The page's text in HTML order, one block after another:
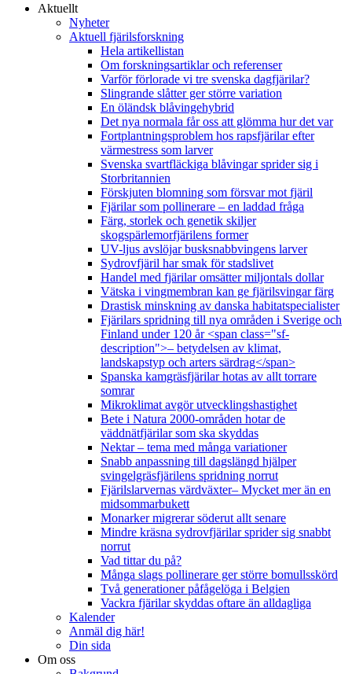
Aktuellt
Nyheter
Aktuell fjärilsforskning
Hela artikellistan
Om forskningsartiklar och referenser
Varför förlorade vi tre svenska dagfjärilar?
Slingrande slåtter ger större variation
En öländsk blåvingehybrid
Det nya normala får oss att glömma hur det var
Fortplantningsproblem hos rapsfjärilar efter
värmestress som larver
Svenska svartfläckiga blåvingar sprider sig i
Storbritannien
Förskjuten blomning som försvar mot fjäril
Fjärilar som pollinerare – en laddad fråga
Färg, storlek och genetik skiljer
skogspärlemorfjärilens former
UV-ljus avslöjar busksnabbvingens larver
Sydrovfjäril har smak för stadslivet
Handel med fjärilar omsätter miljontals dollar
Vätska i vingmembran kan ge fjärilsvingar färg
Drastisk minskning av danska habitatspecialister
Fjärilars spridning till nya områden i Sverige och
Finland under 120 år <span class="sf-
description">– betydelsen av klimat,
landskapstyp och arters särdrag</span>
Spanska kamgräsfjärilar hotas av allt torrare
somrar
Mikroklimat avgör utvecklingshastighet
Bete i Natura 2000-områden hotar de
väddnätfjärilar som ska skyddas
Nektar – tema med många variationer
Snabb anpassning till dagslängd hjälper
svingelgräsfjärilens spridning norrut
Fjärilslarvernas värdväxter– Mycket mer än en
midsommarbukett
Monarker migrerar söderut allt senare
Mindre kräsna sydrovfjärilar sprider sig snabbt
norrut
Vad tittar du på?
Många slags pollinerare ger större bomullsskörd
Två generationer påfågelöga i Belgien
Vackra fjärilar skyddas oftare än alldagliga
Kalender
Anmäl dig här!
Din sida
Om oss